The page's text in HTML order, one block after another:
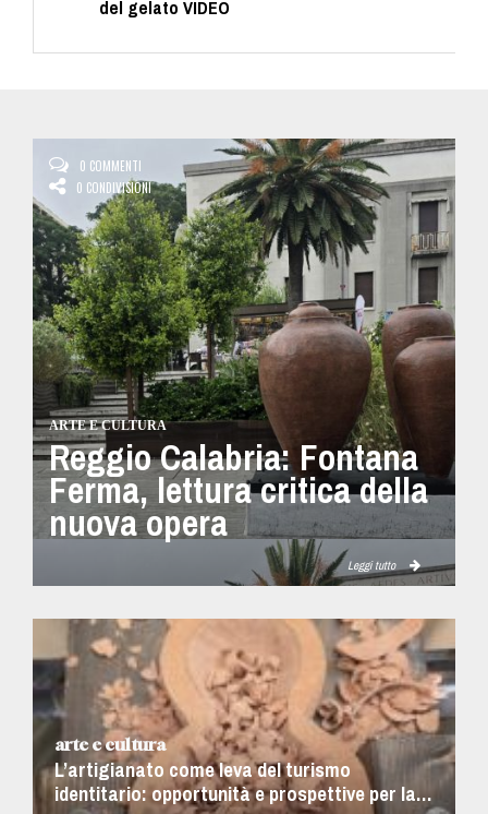
del gelato VIDEO
0 COMMENTI
0 CONDIVISIONI
ARTE E CULTURA
Reggio Calabria: Fontana
Ferma, lettura critica della
nuova opera
Leggi tutto
arte e cultura
L’artigianato come leva del turismo
identitario: opportunità e prospettive per la